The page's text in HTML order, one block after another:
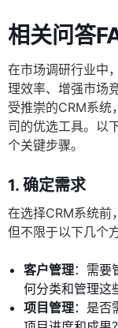
相关问答
在市场调研行业中
理效率、增强市场
受推崇的CRM系统
司的优选工具。以
个关键步骤。
1. 确定需求
在选择CRM系统前
但不限于以下几个方
客户管理：需要
何分类和管理这
项目管理：是否